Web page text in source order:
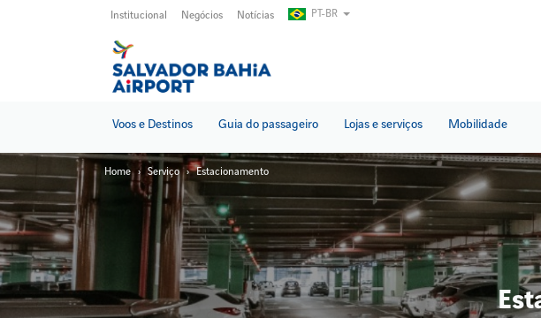
Institucional Negócios Notícias PT-BR
Voos e Destinos Guia do passageiro Lojas e serviços Mobilidade
Home Serviço Estacionamento